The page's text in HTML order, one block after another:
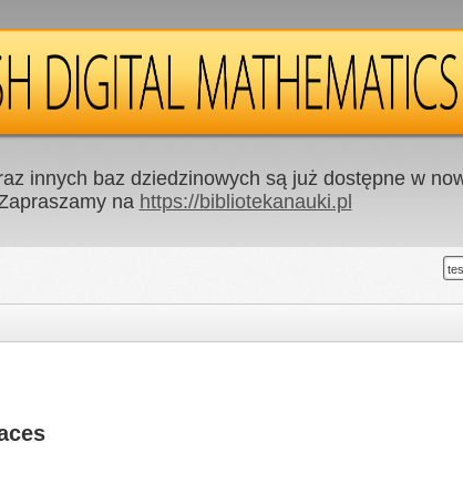
innych baz dziedzinowych są już dostępne w
na https://bibliotekanauki.pl